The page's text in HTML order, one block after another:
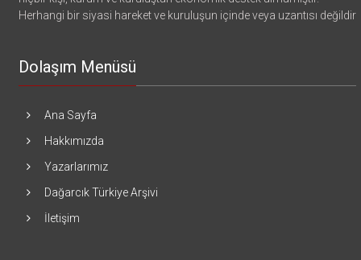
Herhangi bir siyasi hareket ve kuruluşun içinde veya uzantısı değildir
Dolaşım Menüsü
Ana Sayfa
Hakkımızda
Yazarlarımız
Dağarcık Türkiye Arşivi
İletişim